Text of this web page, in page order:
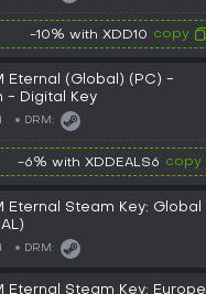
-10% with XDD10 copy
Eternal (Global) (PC) -
- Digital Key
DRM:
-6% with XDDEALS6 copy
Eternal Steam Key: Global
DRM:
Eternal Steam Key: Europe